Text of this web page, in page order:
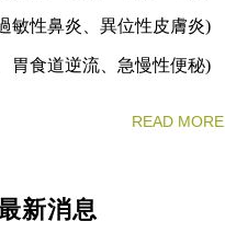
敏性鼻炎、異位性皮膚炎)
胃食道逆流、急慢性便秘)
READ MORE
新消息